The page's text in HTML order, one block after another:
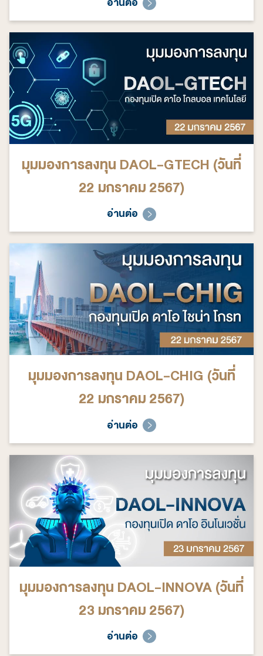
มุมมองการลงทุน DAOL-GTECH (วันที่
22 มกราคม 2567)
อ่านต่อ
มุมมองการลงทุน DAOL-CHIG (วันที่
22 มกราคม 2567)
อ่านต่อ
มุมมองการลงทุน DAOL-INNOVA (วันที่
23 มกราคม 2567)
อ่านต่อ